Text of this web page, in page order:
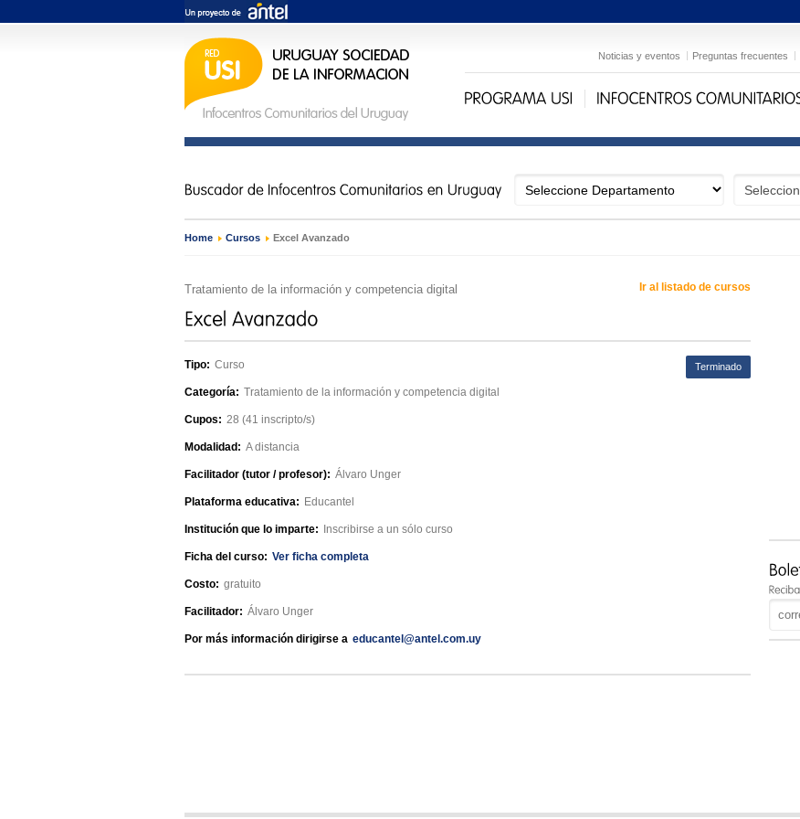
Noticias y eventos Preguntas frecuentes
Home › Cursos › Excel Avanzado
Tratamiento de la información y competencia digital Ir al listado de cursos
Terminado
Tipo: Curso
Categoría: Tratamiento de la información y competencia digital
Cupos: 28 (41 inscripto/s)
Modalidad: A distancia
Facilitador (tutor / profesor): Álvaro Unger
Plataforma educativa: Educantel
Institución que lo imparte: Inscribirse a un sólo curso
Ficha del curso: Ver ficha completa
Costo: gratuito
Facilitador: Álvaro Unger
Por más información dirigirse a educantel@antel.com.uy